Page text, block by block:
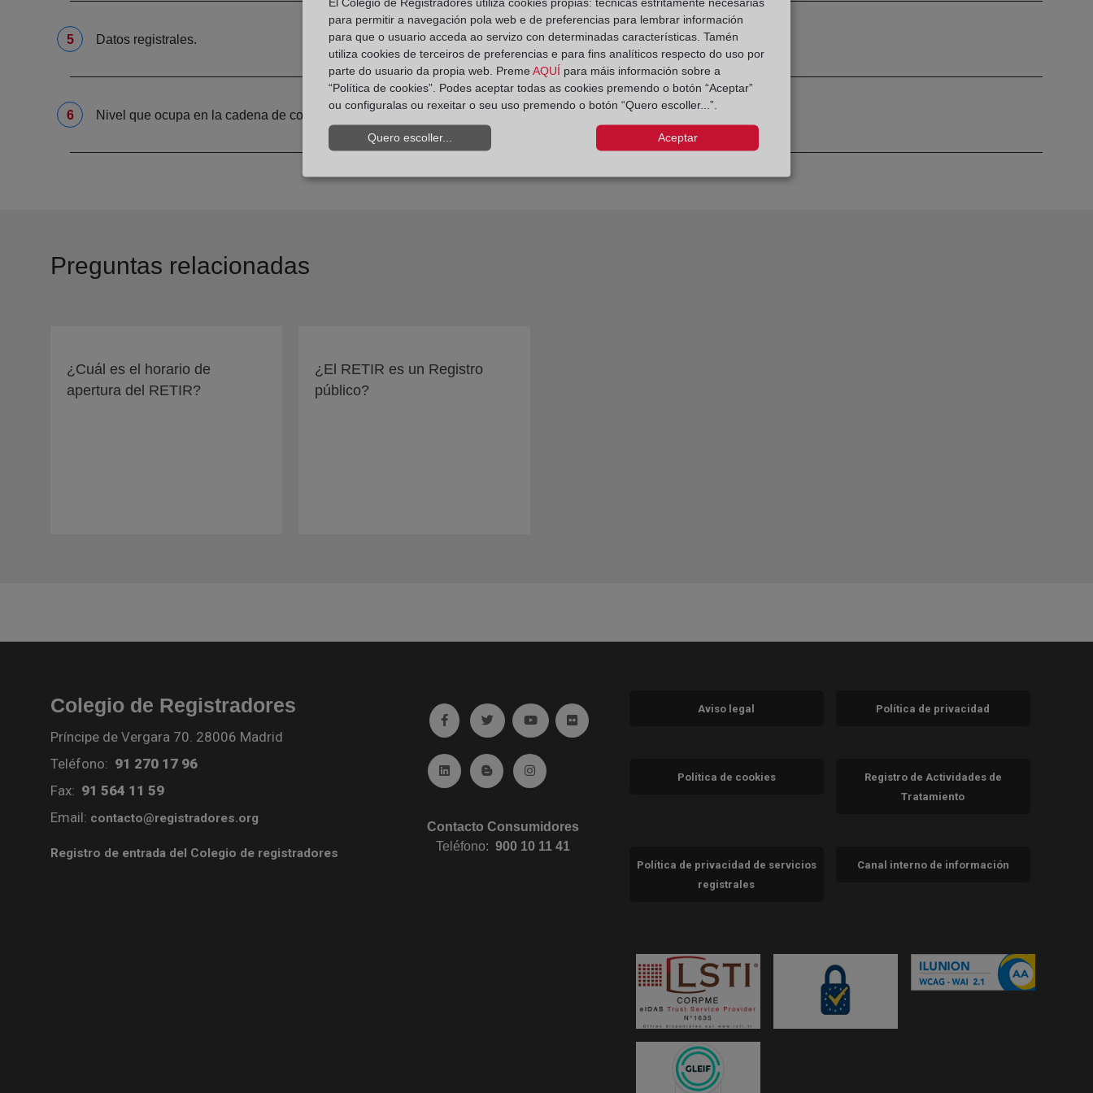
Datos registrales.
Nivel que ocupa en la cadena de control.
Preguntas relacionadas
¿Cuál es el horario de
apertura del RETIR?
¿El RETIR es un Registro
público?
Colegio de Registradores
Príncipe de Vergara 70. 28006 Madrid
Teléfono: 91 270 17 96
Fax: 91 564 11 59
Email: contacto@registradores.org
Registro de entrada del Colegio de registradores
Ir a facebook (abre en ventana nueva)
Ir a twitter (abre en ventana nueva)
Ir a YouTube (abre en ventana nueva)
Ir a Flickr (abre en ventana nueva)
Ir a Linkedin (abre en ventana nueva)
Ir al Blog (abre en ventana nueva)
Ir a Instagram (abre en ventana nueva)
Contacto Consumidores
Teléfono:900 10 11 41
Aviso legal Política de privacidad
Política de cookies
Registro de Actividades de
Tratamiento
Política de privacidad de servicios
registrales
Canal interno de información
para permitir a navegación pola web e de preferencias para lembrar información
para que o usuario acceda ao servizo con determinadas características. Tamén
utiliza cookies de terceiros de preferencias e para fins analíticos respecto do uso por
parte do usuario da propia web. Preme AQUÍ para máis información sobre a
“Política de cookies”. Podes aceptar todas as cookies premendo o botón “Aceptar”
ou configuralas ou rexeitar o seu uso premendo o botón “Quero escoller...”.
Quero escoller... Aceptar